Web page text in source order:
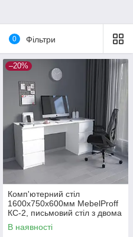
0 Фільтри
–20%
Комп'ютерний стіл
1600х750х600мм MebelProff
КС-2, письмовий стіл з двома
тумбами по три висувні
ящики , з фасадами без
В наявності